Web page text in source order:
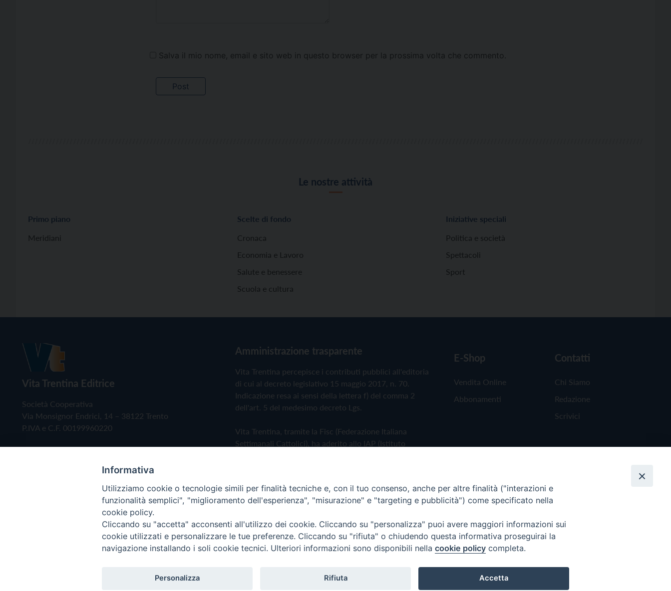
Salva il mio nome, email e sito web in questo browser per la prossima volta che commento.
Le nostre attività
Primo piano
Meridiani
Scelte di fondo
Cronaca
Economia e Lavoro
Salute e benessere
Scuola e cultura
Iniziative speciali
Politica e società
Spettacoli
Sport
Vita Trentina Editrice
Società Cooperativa
Via Monsignor Endrici, 14 – 38122 Trento
P.IVA e C.F. 00199960220
Amministrazione trasparente
Vita Trentina percepisce i contributi pubblici all'editoria
di cui al decreto legislativo 15 maggio 2017, n. 70.
Indicazione resa ai sensi della lettera f) del comma 2
dell'art. 5 del medesimo decreto Lgs.
Vita Trentina, tramite la Fisc (Federazione Italiana
Settimanali Cattolici), ha aderito allo IAP (Istituto
Privacy Policy Cookie Policy
E-Shop
Vendita Online
Abbonamenti
Contatti
Chi Siamo
Redazione
Scrivici
Copyright © 2019 - Tutti i diritti riservati - Vita Trentina Editrice
Informativa
Utilizziamo cookie o tecnologie simili per finalità tecniche e, con il tuo consenso, anche per altre finalità ("interazioni e
funzionalità semplici", "miglioramento dell'esperienza", "misurazione" e "targeting e pubblicità") come specificato nella
cookie policy.
Cliccando su "accetta" acconsenti all'utilizzo dei cookie. Cliccando su "personalizza" puoi avere maggiori informazioni sui
cookie utilizzati e personalizzare le tue preferenze. Cliccando su "rifiuta" o chiudendo questa informativa proseguirai la
navigazione installando i soli cookie tecnici. Ulteriori informazioni sono disponibili nella cookie policy completa.
Personalizza Rifiuta Accetta